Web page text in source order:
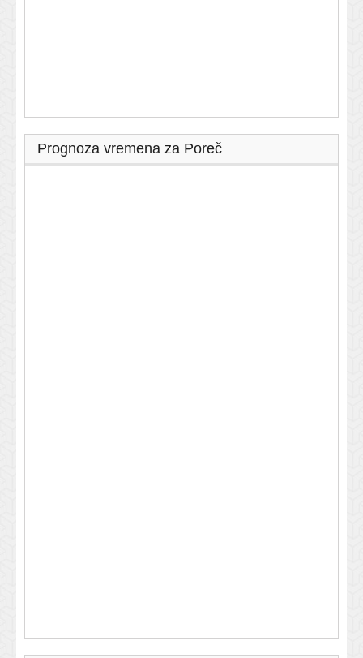
Prognoza vremena za Poreč